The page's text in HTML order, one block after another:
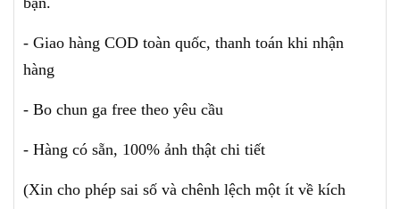
- Giao hàng COD toàn quốc, thanh toán khi nhận
hàng
- Bo chun ga free theo yêu cầu
- Hàng có sẵn, 100% ảnh thật chi tiết
(Xin cho phép sai số và chênh lệch một ít về kích